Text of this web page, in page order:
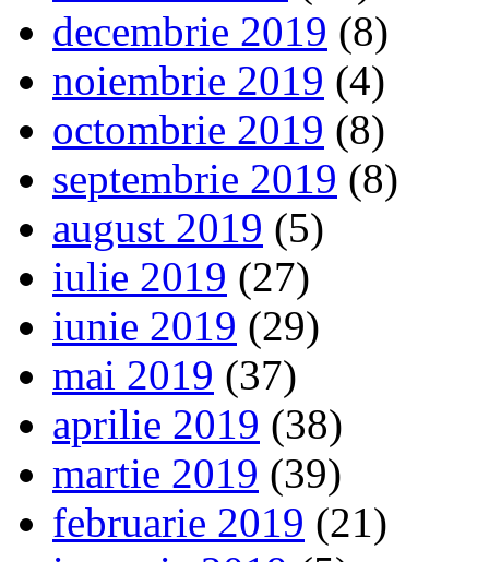
decembrie 2019 (8)
noiembrie 2019 (4)
octombrie 2019 (8)
septembrie 2019 (8)
august 2019 (5)
iulie 2019 (27)
iunie 2019 (29)
mai 2019 (37)
aprilie 2019 (38)
martie 2019 (39)
februarie 2019 (21)